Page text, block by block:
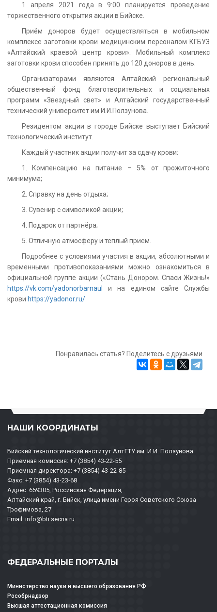
1 апреля 2021 года в 9:00 планируется проведение
торжественного открытия акции в Бийске.
Приём доноров будет осуществляться в мобильном
комплексе заготовки крови медицинским персоналом КГБУЗ
«Алтайский краевой центр крови». Мобильный комплекс
заготовки крови способен принять до 120 доноров в день.
Организаторами являются Алтайский региональный
общественный фонд благотворительных и социальных
программ «Звездный свет» и Алтайский государственный
технический университет им.И.И.Ползунова.
Резидентом акции в городе Бийске выступает Бийский
технологический институт.
Каждый участник акции получит за сдачу крови:
1. Компенсацию на питание – 5% от прожиточного
минимума;
2. Справку на день отдыха;
3. Сувенир с символикой акции;
4. Подарок от партнёра;
5. Отличную атмосферу и теплый прием.
Подробнее с условиями участия в акции, абсолютными и
временными противопоказаниями можно ознакомиться в
официальной группе акции («Стань Донором. Спаси Жизнь!»
https://vk.com/yadonorbarnaul
и на едином сайте Службы
крови https://yadonor.ru/
Понравилась статья? Поделитесь с друзьями
НАШИ КООРДИНАТЫ
Бийский технологический институт АлтГТУ им. И.И. Ползунова
Приемная комиссия: +7 (3854) 43-22-55
Приемная директора: +7 (3854) 43-22-85
Факс: +7 (3854) 43-23-68
Адрес: 659305, Российская Федерация,
Алтайский край, г. Бийск, улица имени Героя Советского Союза
Трофимова, 27
Email: info@bti.secna.ru
ФЕДЕРАЛЬНЫЕ ПОРТАЛЫ
Министерство науки и высшего образования РФ
Рособрнадзор
Высшая аттестационная комиссия